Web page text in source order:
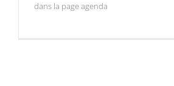
dans la page agenda